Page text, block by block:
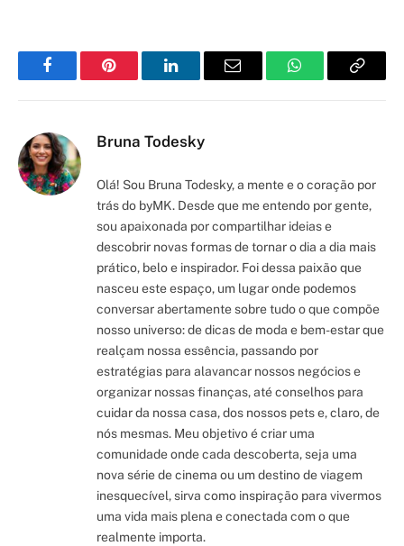
FacebookPinterest LinkedInEmail WhatsAppCopy
Bruna Todesky
Olá! Sou Bruna Todesky, a mente e o coração por
trás do byMK. Desde que me entendo por gente,
sou apaixonada por compartilhar ideias e
descobrir novas formas de tornar o dia a dia mais
prático, belo e inspirador. Foi dessa paixão que
nasceu este espaço, um lugar onde podemos
conversar abertamente sobre tudo o que compõe
nosso universo: de dicas de moda e bem-estar que
realçam nossa essência, passando por
estratégias para alavancar nossos negócios e
organizar nossas finanças, até conselhos para
cuidar da nossa casa, dos nossos pets e, claro, de
nós mesmas. Meu objetivo é criar uma
comunidade onde cada descoberta, seja uma
nova série de cinema ou um destino de viagem
inesquecível, sirva como inspiração para vivermos
uma vida mais plena e conectada com o que
realmente importa.